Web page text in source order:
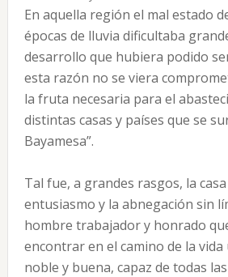
En aquella región el mal estado
épocas de lluvia dificultaba
desarrollo que hubiera podido
esta razón no se viera
la fruta necesaria para el
distintas casas y países que se
Bayamesa”.
Tal fue, a grandes rasgos, la
entusiasmo y la abnegación sin
hombre trabajador y honrado
encontrar en el camino de la
noble y buena, capaz de todas